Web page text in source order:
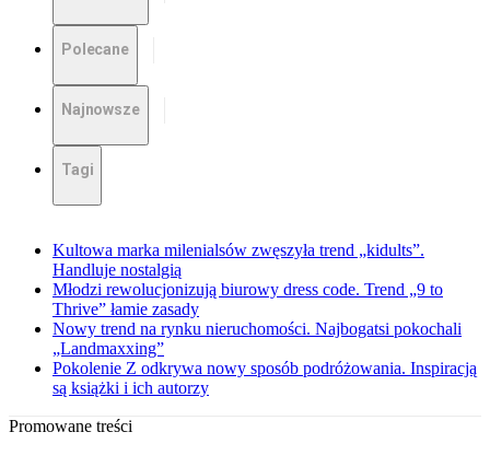
Polecane
Najnowsze
Tagi
Kultowa marka milenialsów zwęszyła trend „kidults”.
Handluje nostalgią
Młodzi rewolucjonizują biurowy dress code. Trend „9 to
Thrive” łamie zasady
Nowy trend na rynku nieruchomości. Najbogatsi pokochali
„Landmaxxing”
Pokolenie Z odkrywa nowy sposób podróżowania. Inspiracją
są książki i ich autorzy
Promowane treści